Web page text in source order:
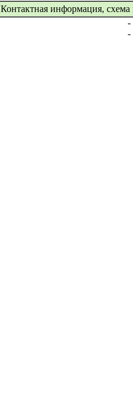
Контактная информация, схема
-
-